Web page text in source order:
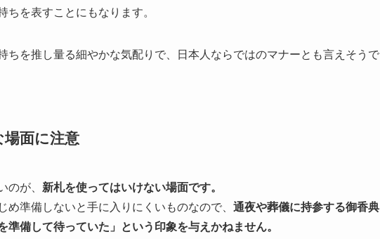
ちを表すことにもなります。
ちを推し量る細やかな気配りで、日本人ならではのマナーとも言えそうで
場面に注意
のが、 新札を使ってはいけない場面です。
準備しないと手に入りにくいものなので、 通夜や葬儀に持参する御香典
備して待っていた」という印象を与えかねません。